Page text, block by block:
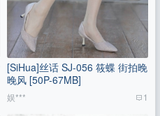
[SiHua]丝话 SJ-056 筱蝶 街拍晚
晚风 [50P-67MB]
娱*** 1